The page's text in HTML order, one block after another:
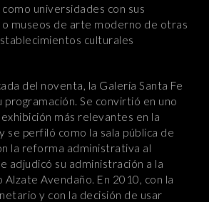
universidades con sus
museos de arte moderno de otras
culturales
del noventa, la Galería Santa Fe
programación. Se convirtió en uno
más relevantes en la
se perfiló como la sala pública de
la reforma administrativa al
adjudicó su administración a la
Avendaño. En 2010, con la
y con la decisión de usar